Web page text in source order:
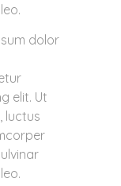
dolor
elit. Ut
luctus